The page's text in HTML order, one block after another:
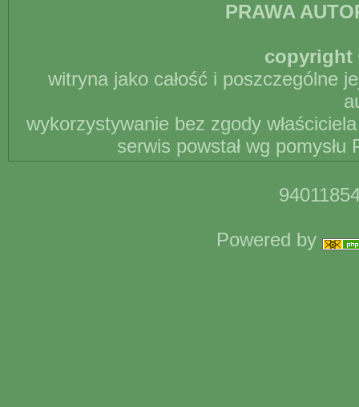
PRAWA
copyright
witryna jako całość i poszczególne
wykorzystywanie bez zgody
serwis powstał wg
Powered by